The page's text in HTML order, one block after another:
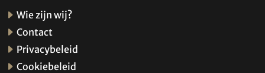
Wie zijn wij?
Contact
Privacybeleid
Cookiebeleid